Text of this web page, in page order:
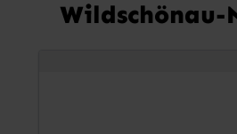
Wildschönau-